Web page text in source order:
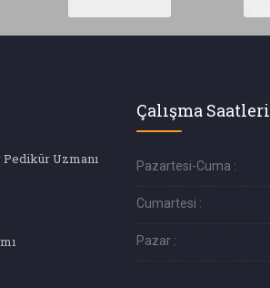
Uzmanı
Çalışma Saatleri
Pazartesi-Cuma :
Cumartesi :
Pazar :